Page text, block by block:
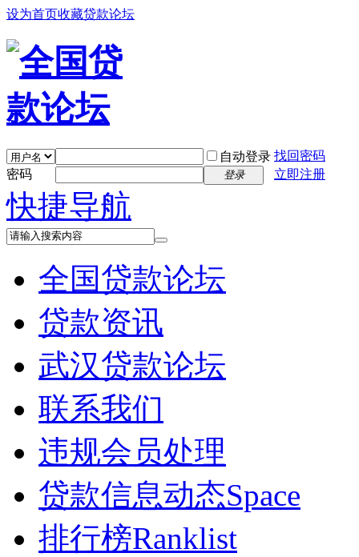
设为首页收藏贷款论坛
自动登录 找回密码
密码
登录 立即注册
快捷导航
全国贷款论坛
贷款资讯
武汉贷款论坛
联系我们
违规会员处理
贷款信息动态Space
排行榜Ranklist